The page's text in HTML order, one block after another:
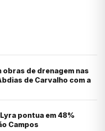
obras de drenagem nas
de Carvalho com a
pontua em 48%
Campos